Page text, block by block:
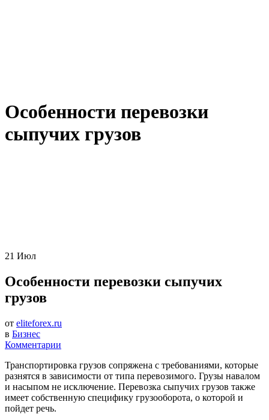
Особенности перевозки
сыпучих грузов
21 Июл
Особенности перевозки сыпучих
грузов
от eliteforex.ru
в Бизнес
Комментарии
Транспортировка грузов сопряжена с требованиями, которые
разнятся в зависимости от типа перевозимого. Грузы навалом
и насыпом не исключение. Перевозка сыпучих грузов также
имеет собственную специфику грузооборота, о которой и
пойдет речь.